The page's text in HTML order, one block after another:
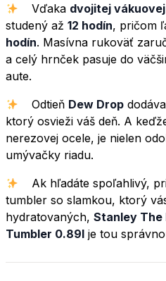
Vďaka dvojitej
studený až 12 hodín, pričom
hodín. Masívna rukoväť
a celý hrnček pasuje do
aute.
Odtieň Dew Drop
ktorý osvieži váš deň. A
nerezovej ocele, je nielen
umývačky riadu.
Ak hľadáte spoľahlivý,
tumbler so slamkou, ktorý
hydratovaných, Stanley The
Tumbler 0.89l je tou